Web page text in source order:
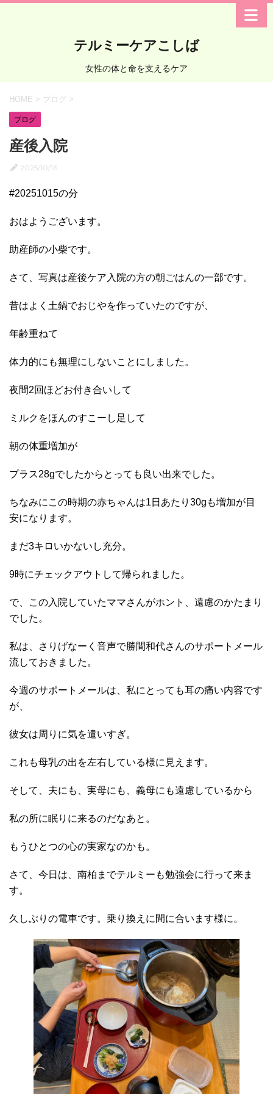
テルミーケアこしば
女性の体と命を支えるケア
HOME > ブログ >
ブログ
産後入院
2025/10/16
#20251015の分
おはようございます。
助産師の小柴です。
さて、写真は産後ケア入院の方の朝ごはんの一部です。
昔はよく土鍋でおじやを作っていたのですが、
年齢重ねて
体力的にも無理にしないことにしました。
夜間2回ほどお付き合いして
ミルクをほんのすこーし足して
朝の体重増加が
プラス28gでしたからとっても良い出来でした。
ちなみにこの時期の赤ちゃんは1日あたり30gも増加が目
安になります。
まだ3キロいかないし充分。
9時にチェックアウトして帰られました。
で、この入院していたママさんがホント、遠慮のかたまり
でした。
私は、さりげなーく音声で勝間和代さんのサポートメール
流しておきました。
今週のサポートメールは、私にとっても耳の痛い内容です
が、
彼女は周りに気を遣いすぎ。
これも母乳の出を左右している様に見えます。
そして、夫にも、実母にも、義母にも遠慮しているから
私の所に眠りに来るのだなあと。
もうひとつの心の実家なのかも。
さて、今日は、南柏までテルミーも勉強会に行って来ま
す。
久しぶりの電車です。乗り換えに間に合います様に。